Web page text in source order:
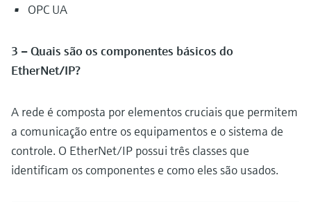
OPC UA
3 – Quais são os componentes básicos do
EtherNet/IP?
A rede é composta por elementos cruciais que permitem
a comunicação entre os equipamentos e o sistema de
controle. O EtherNet/IP possui três classes que
identificam os componentes e como eles são usados.